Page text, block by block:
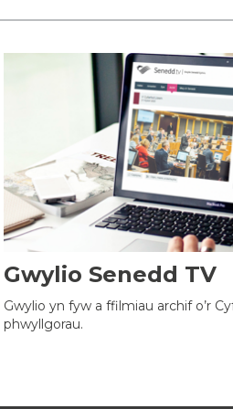
Gwylio Senedd TV
Gwylio yn fyw a ffilmiau archif o’r
phwyllgorau.